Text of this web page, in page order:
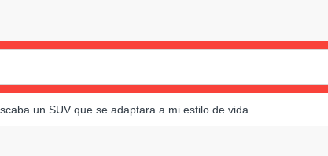
un SUV que se adaptara a mi estilo de vida